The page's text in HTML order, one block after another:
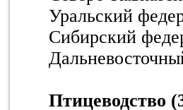
Уральский
Сибирский
Птицеводство